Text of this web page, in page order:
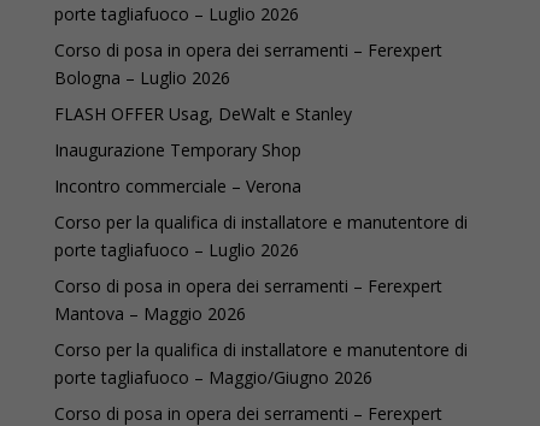
porte tagliafuoco – Luglio 2026
Corso di posa in opera dei serramenti – Ferexpert
Bologna – Luglio 2026
FLASH OFFER Usag, DeWalt e Stanley
Inaugurazione Temporary Shop
Incontro commerciale – Verona
Corso per la qualifica di installatore e manutentore di
porte tagliafuoco – Luglio 2026
Corso di posa in opera dei serramenti – Ferexpert
Mantova – Maggio 2026
Corso per la qualifica di installatore e manutentore di
porte tagliafuoco – Maggio/Giugno 2026
Corso di posa in opera dei serramenti – Ferexpert